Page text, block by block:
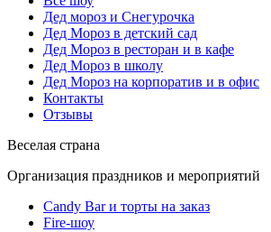
Дед мороз и Снегурочка
Дед Мороз в детский сад
Дед Мороз в ресторан и в кафе
Дед Мороз в школу
Дед Мороз на корпоратив и в офис
Контакты
Отзывы
Веселая страна
Организация праздников и мероприятий
Candy Bar и торты на заказ
Fire-шоу